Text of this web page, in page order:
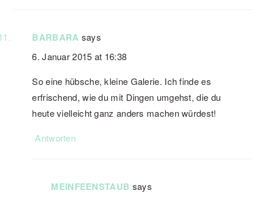
BARBARA says
6. Januar 2015 at 16:38
So eine hübsche, kleine Galerie. Ich finde es
erfrischend, wie du mit Dingen umgehst, die du
heute vielleicht ganz anders machen würdest!
Antworten
MEINFEENSTAUB says